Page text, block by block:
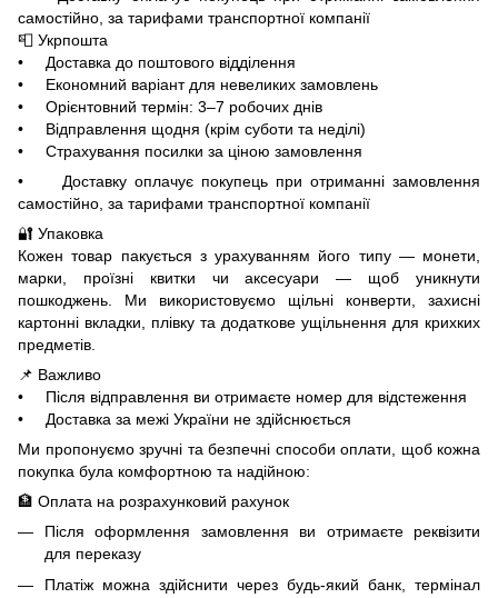
самостійно, за тарифами транспортної компанії
📮 Укрпошта
• Доставка до поштового відділення
• Економний варіант для невеликих замовлень
• Орієнтовний термін: 3–7 робочих днів
• Відправлення щодня (крім суботи та неділі)
• Страхування посилки за ціною замовлення
• Доставку оплачує покупець при отриманні замовлення
самостійно, за тарифами транспортної компанії
🔐 Упаковка
Кожен товар пакується з урахуванням його типу — монети,
марки, проїзні квитки чи аксесуари — щоб уникнути
пошкоджень. Ми використовуємо щільні конверти, захисні
картонні вкладки, плівку та додаткове ущільнення для крихких
предметів.
📌 Важливо
• Після відправлення ви отримаєте номер для відстеження
• Доставка за межі України не здійснюється
Ми пропонуємо зручні та безпечні способи оплати, щоб кожна
покупка була комфортною та надійною:
🏦 Оплата на розрахунковий рахунок
Після оформлення замовлення ви отримаєте реквізити
для переказу
Платіж можна здійснити через будь-який банк, термінал